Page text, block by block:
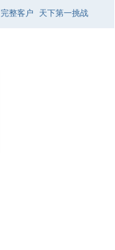
完整客户 天下第一挑战